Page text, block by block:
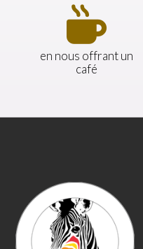
en nous offrant un
café